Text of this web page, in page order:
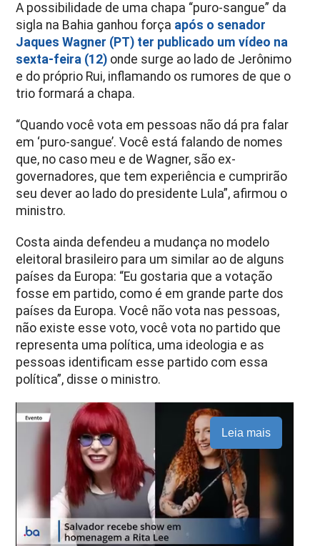
A possibilidade de uma chapa “puro-sangue” da
sigla na Bahia ganhou força após o senador
Jaques Wagner (PT) ter publicado um vídeo na
sexta-feira (12) onde surge ao lado de Jerônimo
e do próprio Rui, inflamando os rumores de que o
trio formará a chapa.
“Quando você vota em pessoas não dá pra falar
em ‘puro-sangue’. Você está falando de nomes
que, no caso meu e de Wagner, são ex-
governadores, que tem experiência e cumprirão
seu dever ao lado do presidente Lula”, afirmou o
ministro.
Costa ainda defendeu a mudança no modelo
eleitoral brasileiro para um similar ao de alguns
países da Europa: “Eu gostaria que a votação
fosse em partido, como é em grande parte dos
países da Europa. Você não vota nas pessoas,
não existe esse voto, você vota no partido que
representa uma política, uma ideologia e as
pessoas identificam esse partido com essa
política”, disse o ministro.
Leia mais